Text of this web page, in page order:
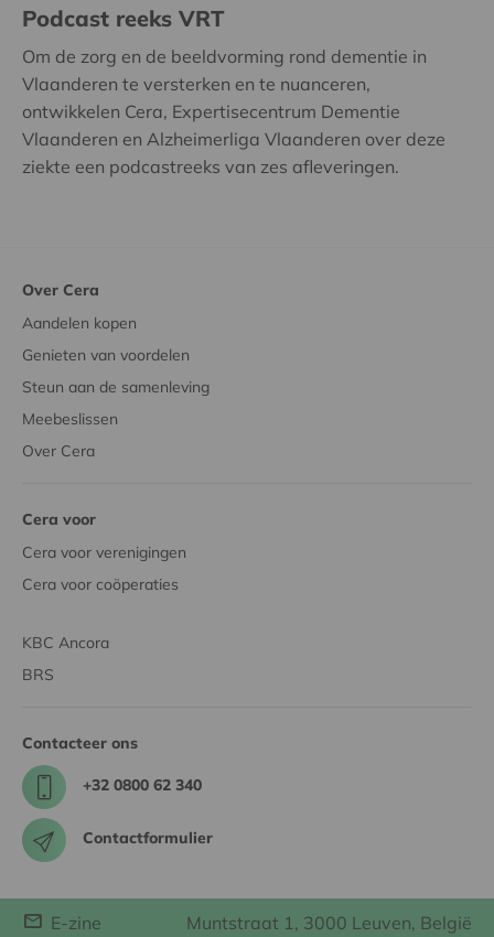
Podcast reeks VRT
Om de zorg en de beeldvorming rond dementie in
Vlaanderen te versterken en te nuanceren,
ontwikkelen Cera, Expertisecentrum Dementie
Vlaanderen en Alzheimerliga Vlaanderen over deze
ziekte een podcastreeks van zes afleveringen.
Over Cera
Aandelen kopen
Genieten van voordelen
Steun aan de samenleving
Meebeslissen
Over Cera
Cera voor
Cera voor verenigingen
Cera voor coöperaties
KBC Ancora
BRS
Contacteer ons
+32 0800 62 340
Contactformulier
E-zine Muntstraat 1, 3000 Leuven, België